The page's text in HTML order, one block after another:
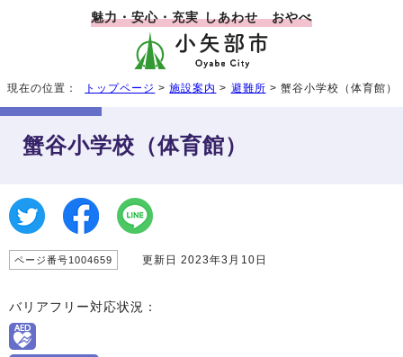
魅力・安心・充実 しあわせ おやべ
現在の位置： トップページ >施設案内 > 避難所 > 蟹谷小学校（体育館）
蟹谷小学校（体育館）
ページ番号1004659 更新日 2023年3月10日
バリアフリー対応状況：